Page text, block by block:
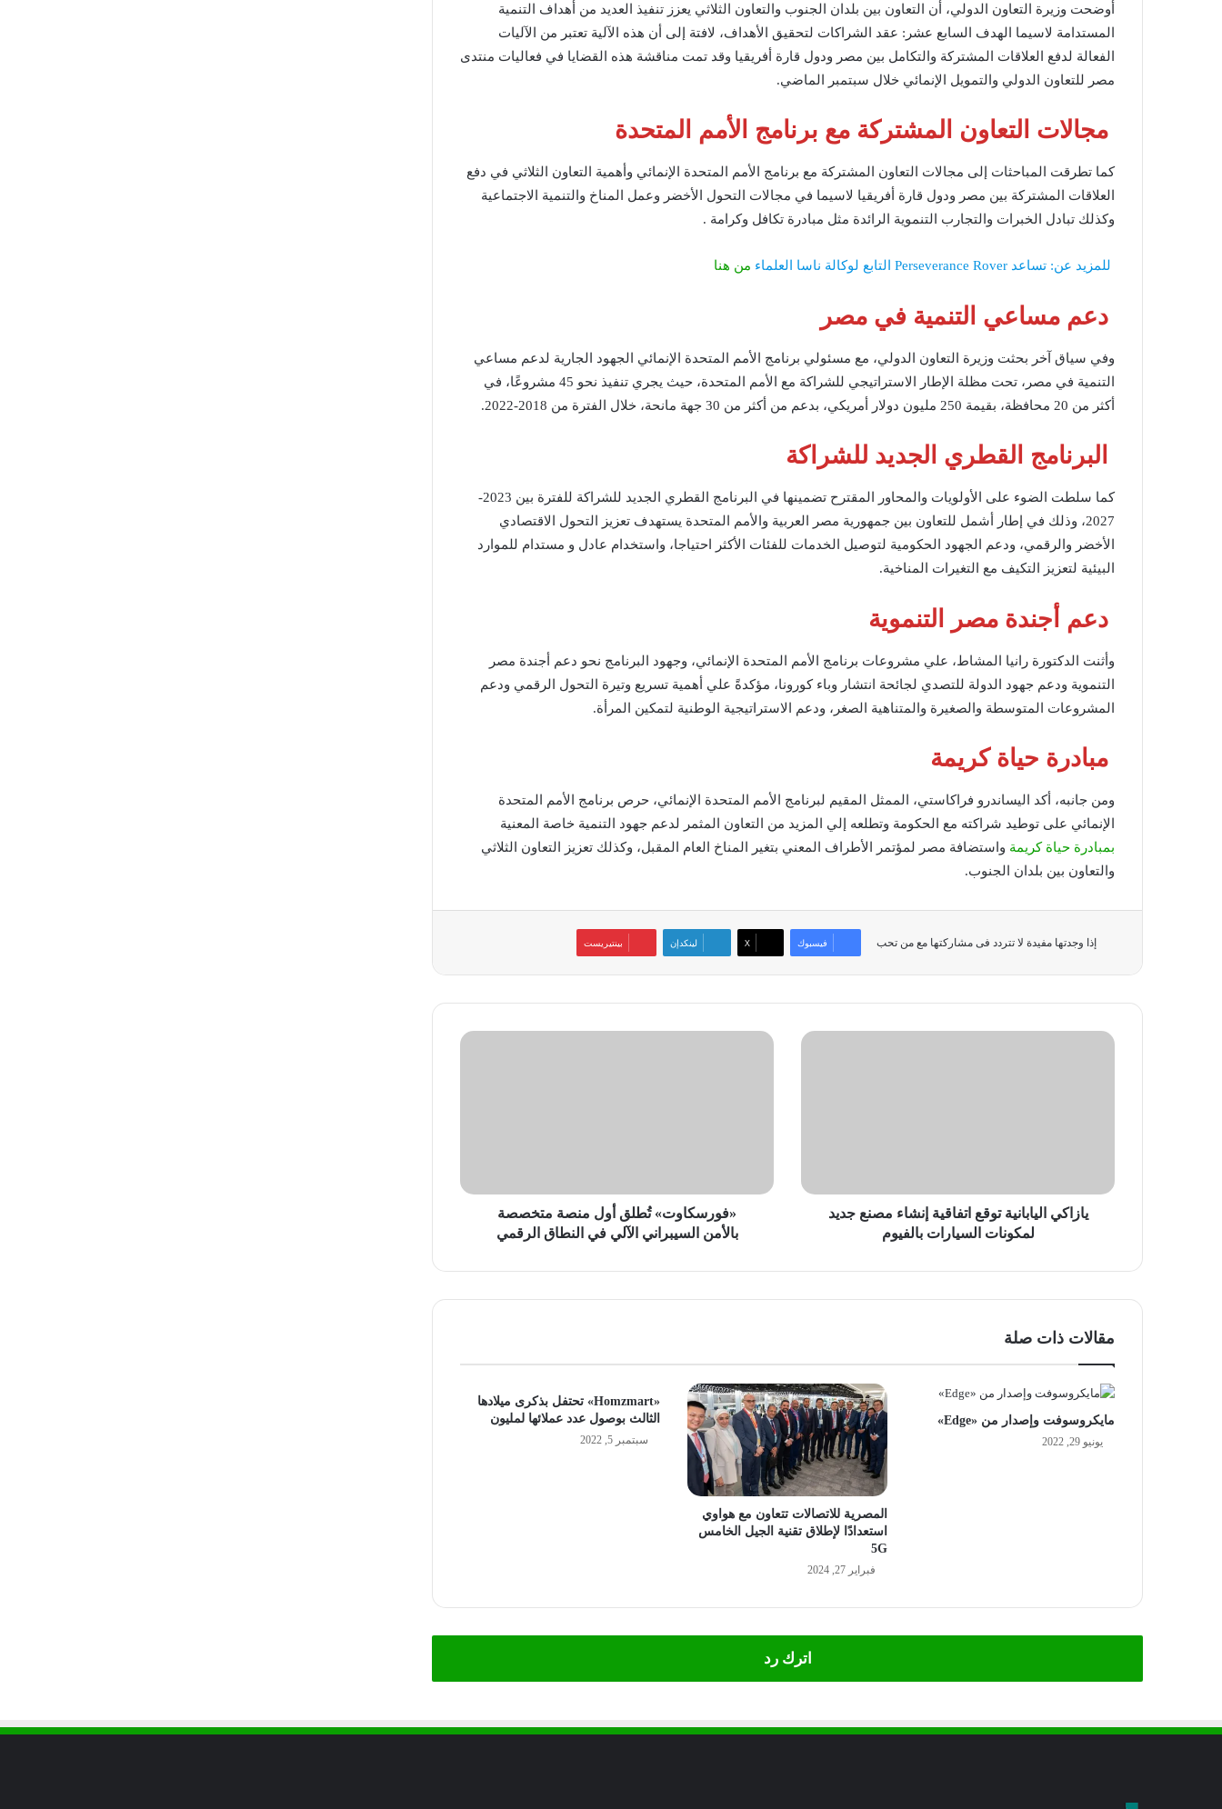
أوضحت وزيرة التعاون الدولي، أن التعاون بين بلدان الجنوب والتعاون الثلاثي يعزز تنفيذ العديد من أهداف التنمية
المستدامة لاسيما الهدف السابع عشر: عقد الشراكات لتحقيق الأهداف، لافتة إلى أن هذه الآلية تعتبر من الآليات
الفعالة لدفع العلاقات المشتركة والتكامل بين مصر ودول قارة أفريقيا وقد تمت مناقشة هذه القضايا في فعاليات منتدى
مصر للتعاون الدولي والتمويل الإنمائي خلال سبتمبر الماضي.
مجالات التعاون المشتركة مع برنامج الأمم المتحدة
كما تطرقت المباحثات إلى مجالات التعاون المشتركة مع برنامج الأمم المتحدة الإنمائي وأهمية التعاون الثلاثي في دفع
العلاقات المشتركة بين مصر ودول قارة أفريقيا لاسيما في مجالات التحول الأخضر وعمل المناخ والتنمية الاجتماعية
وكذلك تبادل الخبرات والتجارب التنموية الرائدة مثل مبادرة تكافل وكرامة .
للمزيد عن: تساعد Perseverance Rover التابع لوكالة ناسا العلماء من هنا
دعم مساعي التنمية في مصر
وفي سياق آخر بحثت وزيرة التعاون الدولي، مع مسئولي برنامج الأمم المتحدة الإنمائي الجهود الجارية لدعم مساعي
التنمية في مصر، تحت مظلة الإطار الاستراتيجي للشراكة مع الأمم المتحدة، حيث يجري تنفيذ نحو 45 مشروعًا، في
أكثر من 20 محافظة، بقيمة 250 مليون دولار أمريكي، بدعم من أكثر من 30 جهة مانحة، خلال الفترة من 2018-2022.
البرنامج القطري الجديد للشراكة
كما سلطت الضوء على الأولويات والمحاور المقترح تضمينها في البرنامج القطري الجديد للشراكة للفترة بين 2023-
2027، وذلك في إطار أشمل للتعاون بين جمهورية مصر العربية والأمم المتحدة يستهدف تعزيز التحول الاقتصادي
الأخضر والرقمي، ودعم الجهود الحكومية لتوصيل الخدمات للفئات الأكثر احتياجا، واستخدام عادل و مستدام للموارد
البيئية لتعزيز التكيف مع التغيرات المناخية.
دعم أجندة مصر التنموية
وأثنت الدكتورة رانيا المشاط، علي مشروعات برنامج الأمم المتحدة الإنمائي، وجهود البرنامج نحو دعم أجندة مصر
التنموية ودعم جهود الدولة للتصدي لجائحة انتشار وباء كورونا، مؤكدةً علي أهمية تسريع وتيرة التحول الرقمي ودعم
المشروعات المتوسطة والصغيرة والمتناهية الصغر، ودعم الاستراتيجية الوطنية لتمكين المرأة.
مبادرة حياة كريمة
ومن جانبه، أكد اليساندرو فراكاستي، الممثل المقيم لبرنامج الأمم المتحدة الإنمائي، حرص برنامج الأمم المتحدة
الإنمائي على توطيد شراكته مع الحكومة وتطلعه إلي المزيد من التعاون المثمر لدعم جهود التنمية خاصة المعنية
بمبادرة حياة كريمة واستضافة مصر لمؤتمر الأطراف المعني بتغير المناخ العام المقبل، وكذلك تعزيز التعاون الثلاثي
والتعاون بين بلدان الجنوب.
إذا وجدتها مفيدة لا تتردد فى مشاركتها مع من تحب فيسبوك ‫X لينكدإن بينتيريست
يازاكي
السيارات
بالفيوميازاكي اليابانية توقع اتفاقية إنشاء مصنع جديد
لمكونات السيارات بالفيوم
«فورسكاوت»
في
«فورسكاوت» تُطلق أول منصة متخصصة
بالأمن السيبراني الآلي في النطاق الرقمي
مقالات ذات صلة
مايكروسوفت وإصدار من «Edge»
يونيو 29, 2022
المصرية للاتصالات تتعاون مع هواوي
استعدادًا لإطلاق تقنية الجيل الخامس
5G
فبراير 27, 2024
«Homzmart» تحتفل بذكرى ميلادها
الثالث بوصول عدد عملائها لمليون
سبتمبر 5, 2022
اترك رد